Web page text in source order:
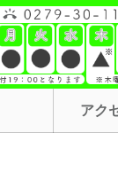
アク